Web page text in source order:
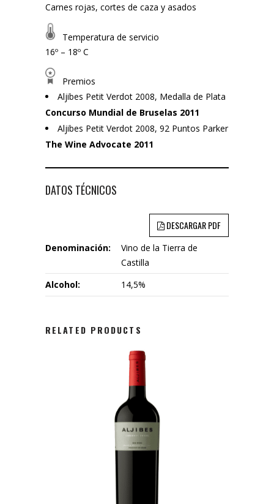
Carnes rojas, cortes de caza y asados
Temperatura de servicio
16º – 18º C
Premios
Aljibes Petit Verdot 2008, Medalla de Plata
Concurso Mundial de Bruselas 2011
Aljibes Petit Verdot 2008, 92 Puntos Parker
The Wine Advocate 2011
DATOS TÉCNICOS
DESCARGAR PDF
Denominación:
Vino de la Tierra de
Castilla
Alcohol:
14,5%
RELATED PRODUCTS